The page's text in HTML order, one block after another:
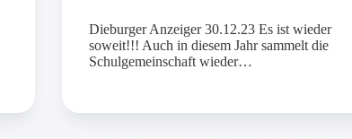
Dieburger Anzeiger 30.12.23 Es ist wieder
soweit!!! Auch in diesem Jahr sammelt die
Schulgemeinschaft wieder…